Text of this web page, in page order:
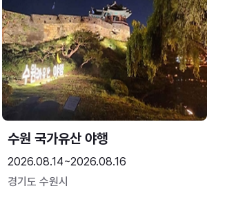
수원 국가유산 야행
2026.08.14~2026.08.16
경기도 수원시